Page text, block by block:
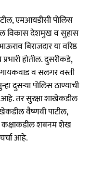
एमआयडीसी पोलिस
विकास देशमुख व सुहास
बिराजदार या वरिष्ठ
होतील. दुसरीकडे,
गायकवाड व सलगर वस्ती
दुसऱ्या पोलिस ठाण्याची
तर सुरक्षा शाखेकडील
वैष्णवी पाटील,
कक्षाकडील शबनम शेख
आहे.